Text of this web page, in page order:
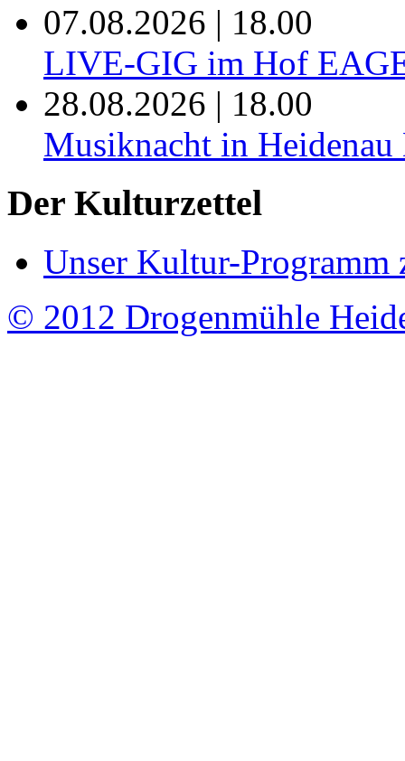
07.08.2026 | 18.00
LIVE-GIG im Hof
28.08.2026 | 18.00
Musiknacht in
Der Kulturzettel
Unser Kultur-Programm
© 2012 Drogenmühle